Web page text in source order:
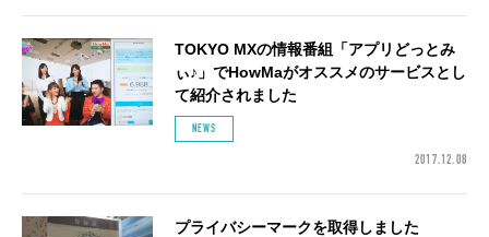
TOKYO MXの情報番組「アプリどっとみ
ぃ♪」でHowMaがオススメのサービスとし
て紹介されました
NEWS
2017.12.08
プライバシーマークを取得しました